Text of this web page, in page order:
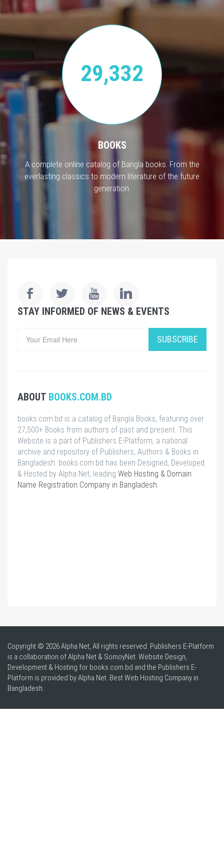
29,332
BOOKS
A complete online catalog of Bangla books. From the
everlasting classics to modern literature of the future
generation.
STAY INFORMED OF NEWS & EVENTS
SUBSCRIBE
ABOUT BOOKS.COM.BD
books.com.bd is a catalog of Bangla Books, featuring over
27,500+ Books from authors of past and present. This
Website is a part of Publishers E-Platform, a national
archive and repository of Publishers, Authors & Books in
Bangladesh. books.com.bd has been Designed, Developed
& Hosted by Alpha Net, leading Web Hosting & Domain
Name Registration Company in Bangladesh
Copyright © 2026 Alpha Net, All rights reserved. Publishers E-Platform
is a collaboration of Alpha Net & SomoyNet. Website Design,
Development & Hosting for books.com.bd and the Publishers E-
Platform is provided by Alpha Net. BestWeb Hosting Company in
Bangladesh.